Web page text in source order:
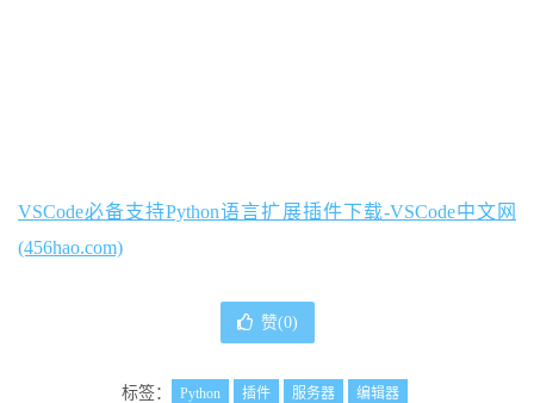
VSCode必备支持Python语言扩展插件下载-VSCode中文网
(456hao.com)
赞(0)
标签： Python 插件 服务器 编辑器